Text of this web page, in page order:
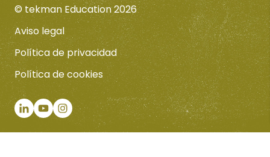
© tekman Education 2026
Aviso legal
Política de privacidad
Política de cookies